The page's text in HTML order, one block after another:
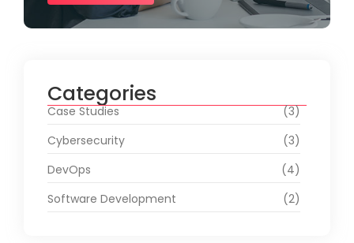
Categories
Case Studies
(3)
Cybersecurity
(3)
DevOps
(4)
Software Development
(2)